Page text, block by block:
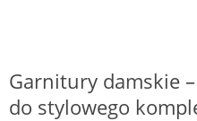
Garnitury damskie
do stylowego